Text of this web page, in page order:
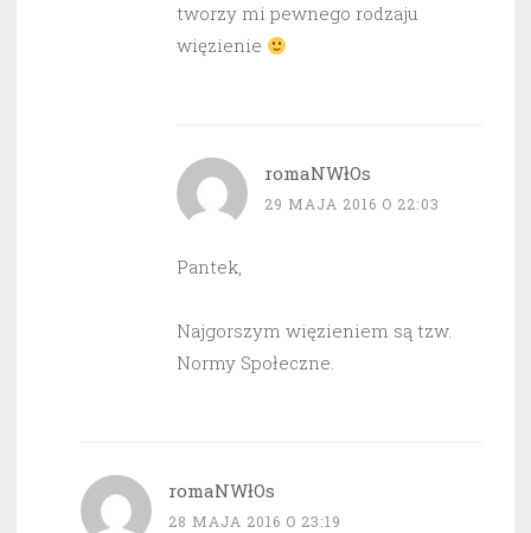
tworzy mi pewnego rodzaju
więzienie
romaNWłOs
29 MAJA 2016 O 22:03
Pantek,
Najgorszym więzieniem są tzw.
Normy Społeczne.
romaNWłOs
28 MAJA 2016 O 23:19